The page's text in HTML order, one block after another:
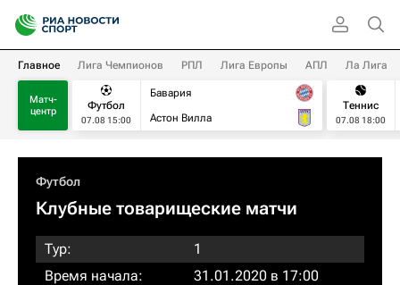
Главное Лига Чемпионов РПЛ Лига Европы АПЛ Ла Лига
Матч-
центр
Футбол
07.08 15:00
Бавария
Астон Вилла
Теннис
07.08 18:00
Футбол
Клубные товарищеские матчи
Тур:
1
Время начала:
31.01.2020 в 17:00